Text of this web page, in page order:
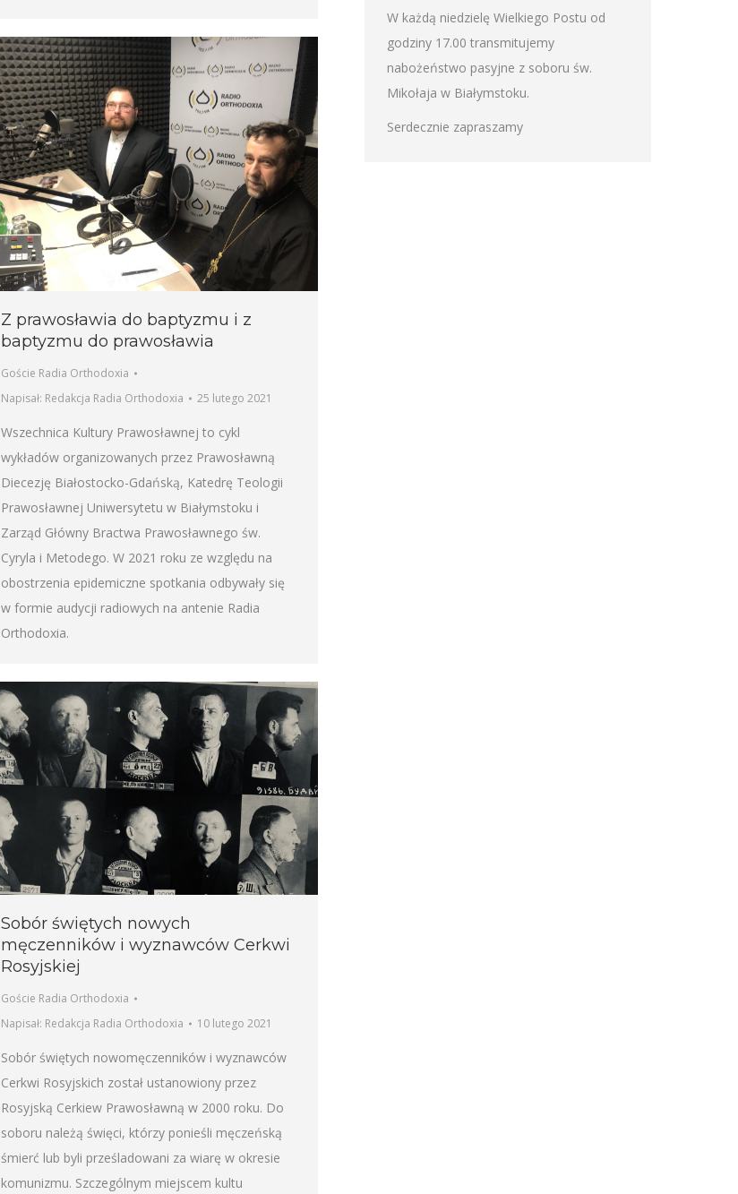
Z prawosławia do baptyzmu i z
baptyzmu do prawosławia
Goście Radia Orthodoxia
Napisał: Redakcja Radia Orthodoxia 25 lutego 2021
Wszechnica Kultury Prawosławnej to cykl
wykładów organizowanych przez Prawosławną
Diecezję Białostocko-Gdańską, Katedrę Teologii
Prawosławnej Uniwersytetu w Białymstoku i
Zarząd Główny Bractwa Prawosławnego św.
Cyryla i Metodego. W 2021 roku ze względu na
obostrzenia epidemiczne spotkania odbywały się
w formie audycji radiowych na antenie Radia
Orthodoxia.
Sobór świętych nowych
męczenników i wyznawców Cerkwi
Rosyjskiej
Goście Radia Orthodoxia
Napisał: Redakcja Radia Orthodoxia 10 lutego 2021
Sobór świętych nowomęczenników i wyznawców
Cerkwi Rosyjskich został ustanowiony przez
Rosyjską Cerkiew Prawosławną w 2000 roku. Do
soboru należą święci, którzy ponieśli męczeńską
śmierć lub byli prześladowani za wiarę w okresie
komunizmu. Szczególnym miejscem kultu
W każdą niedzielę Wielkiego Postu od
godziny 17.00 transmitujemy
nabożeństwo pasyjne z soboru św.
Mikołaja w Białymstoku.
Serdecznie zapraszamy